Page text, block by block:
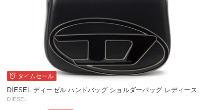
タイムセール
DIESEL ディーゼル ハンドバッグ ショルダーバッグ レディース
DIESEL